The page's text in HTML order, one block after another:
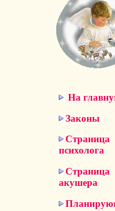
На
Законы
Страница
психолога
Страница
акушера